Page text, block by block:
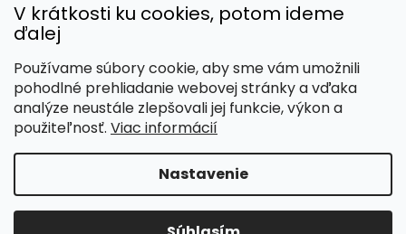
V krátkosti ku cookies, potom ideme
ďalej
Používame súbory cookie, aby sme vám umožnili
pohodlné prehliadanie webovej stránky a vďaka
analýze neustále zlepšovali jej funkcie, výkon a
použiteľnosť. Viac informácií
Nastavenie
Obľúbené spôsoby platby:
Copyright 2026Malujpodlacisel.sk. Všetky práva
vyhradené.Upraviť nastavenie cookies